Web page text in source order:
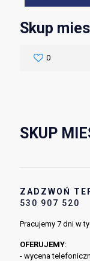
Skup
0
SKUP
ZADZWOŃ
530 907 520
Pracujemy 7 dni w
OFERUJEMY:
- wycena